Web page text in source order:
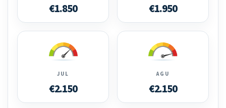
€1.850 €1.950
JUL
€2.150
AGU
€2.150